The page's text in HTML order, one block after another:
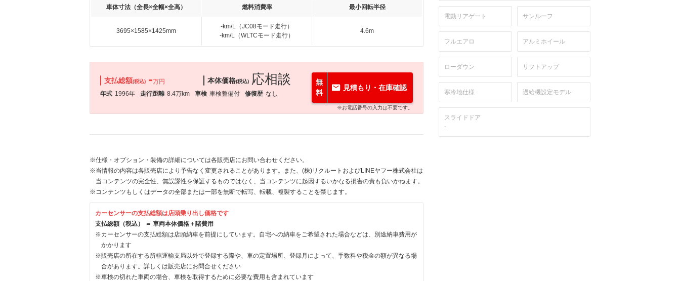
車体寸法（全長×全幅×全高） 燃料消費率 最小回転半径
3695×1585×1425mm
-km/L（JC08モード走行）
-km/L（WLTCモード走行）
4.6m
支払総額(税込) -万円 本体価格(税込) 応相談
年式 1996年 走行距離 8.4万km 車検 車検整備付 修復歴 なし
無
料
見積もり・在庫確認
※お電話番号の入力は不要です。
※仕様・オプション・装備の詳細については各販売店にお問い合わせください。
※当情報の内容は各販売店により予告なく変更されることがあります。また、(株)リクルートおよびLINEヤフー株式会社は
当コンテンツの完全性、無誤謬性を保証するものではなく、当コンテンツに起因するいかなる損害の責も負いかねます。
※コンテンツもしくはデータの全部または一部を無断で転写、転載、複製することを禁じます。
カーセンサーの支払総額は店頭乗り出し価格です
支払総額（税込） ＝ 車両本体価格＋諸費用
※カーセンサーの支払総額は店頭納車を前提にしています。自宅への納車をご希望された場合などは、別途納車費用が
かかります
※販売店の所在する所轄運輸支局以外で登録する際や、車の定置場所、登録月によって、手数料や税金の額が異なる場
合があります。詳しくは販売店にお問合せください
※車検の切れた車両の場合、車検を取得するために必要な費用も含まれています
電動リアゲート サンルーフ
フルエアロ アルミホイール
ローダウン リフトアップ
寒冷地仕様 過給機設定モデル
スライドドア
-